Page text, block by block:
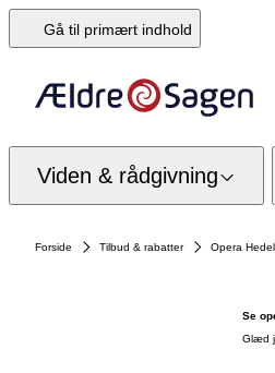
Gå til primært indhold
Viden & rådgivning
Forside Tilbud & rabatter Opera
Se
Glæd